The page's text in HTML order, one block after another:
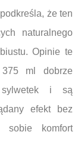
że ten
naturalnego
Opinie te
ml dobrze
i są
efekt bez
sobie komfort